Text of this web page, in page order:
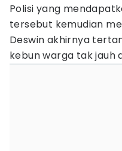
Polisi yang
tersebut kemudian
Deswin akhirnya
kebun warga tak jauh